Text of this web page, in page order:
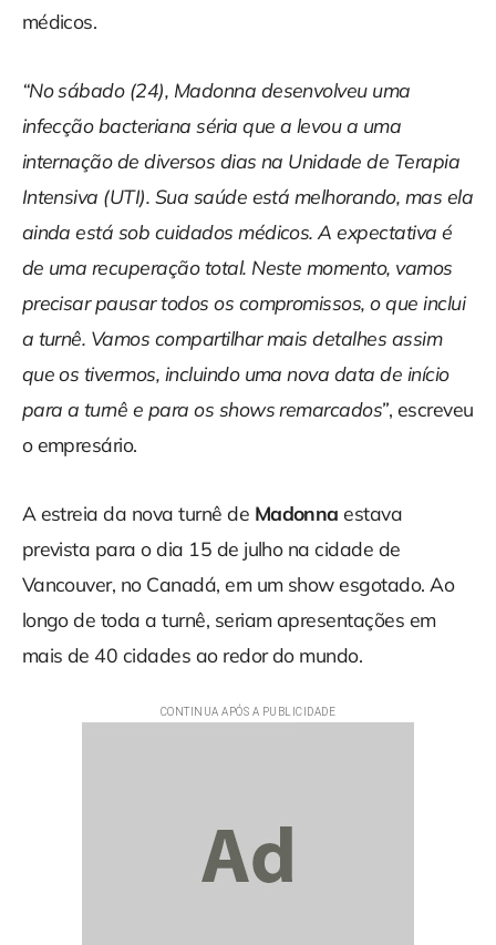
médicos.
“No sábado (24), Madonna desenvolveu uma
infecção bacteriana séria que a levou a uma
internação de diversos dias na Unidade de Terapia
Intensiva (UTI). Sua saúde está melhorando, mas ela
ainda está sob cuidados médicos. A expectativa é
de uma recuperação total. Neste momento, vamos
precisar pausar todos os compromissos, o que inclui
a turnê. Vamos compartilhar mais detalhes assim
que os tivermos, incluindo uma nova data de início
para a turnê e para os shows remarcados”, escreveu
o empresário.
A estreia da nova turnê de Madonna estava
prevista para o dia 15 de julho na cidade de
Vancouver, no Canadá, em um show esgotado. Ao
longo de toda a turnê, seriam apresentações em
mais de 40 cidades ao redor do mundo.